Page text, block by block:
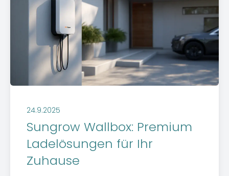
24.9.2025
Sungrow Wallbox: Premium
Ladelösungen für Ihr
Zuhause